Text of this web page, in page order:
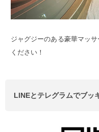
ジャグジーのある豪華マッ
ください！
LINEとテレグラムでブッ